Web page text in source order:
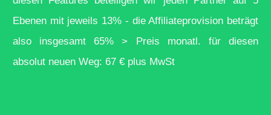
Ebenen mit jeweils 13% - die Affiliateprovision beträgt
also insgesamt 65% > Preis monatl. für diesen
absolut neuen Weg: 67 € plus MwSt
geht`s